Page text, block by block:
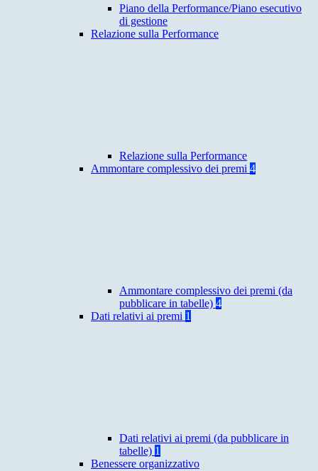
Piano della Performance/Piano esecutivo
di gestione
Relazione sulla Performance
Relazione sulla Performance
Ammontare complessivo dei premi 4
Ammontare complessivo dei premi (da
pubblicare in tabelle) 4
Dati relativi ai premi 1
Dati relativi ai premi (da pubblicare in
tabelle) 1
Benessere organizzativo